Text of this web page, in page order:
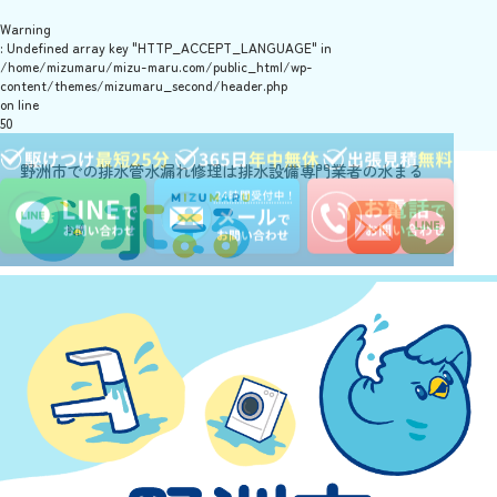
Warning
: Undefined array key "HTTP_ACCEPT_LANGUAGE" in
/home/mizumaru/mizu-maru.com/public_html/wp-
content/themes/mizumaru_second/header.php
on line
50
野洲市での排水管水漏れ修理は排水設備専門業者の水まる